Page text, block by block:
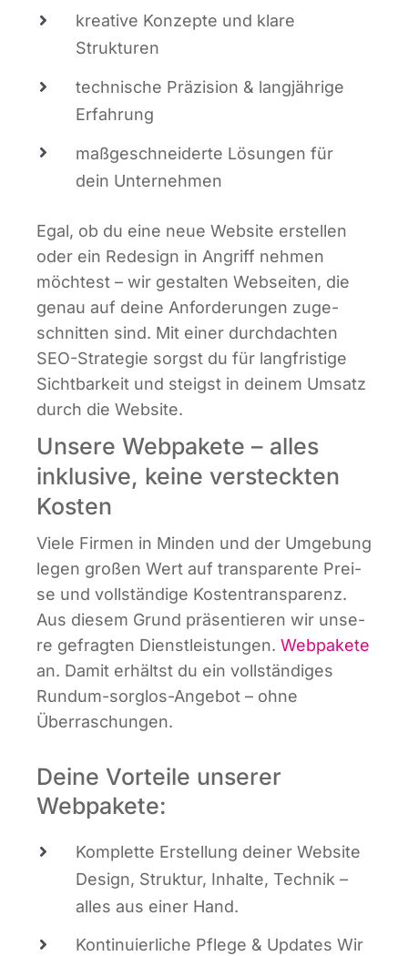
krea­ti­ve Kon­zep­te und kla­re
Strukturen
tech­ni­sche Prä­zi­si­on & lang­jäh­ri­ge
Erfahrung
maß­ge­schnei­der­te Lösun­gen für
dein Unternehmen
Egal, ob du eine neue Web­site erstel­len
oder ein Rede­sign in Angriff neh­men
möch­test – wir gestal­ten Web­sei­ten, die
genau auf dei­ne Anfor­de­run­gen zuge­
schnit­ten sind. Mit einer durch­dach­ten
SEO-Stra­te­gie sorgst du für lang­fris­ti­ge
Sicht­bar­keit und steigst in dei­nem Umsatz
durch die Website.
Unsere Webpakete – alles
inklusive, keine versteckten
Kosten
Vie­le Fir­men in Min­den und der Umge­bung
legen gro­ßen Wert auf trans­pa­ren­te Prei­
se und voll­stän­di­ge Kos­ten­trans­pa­renz.
Aus die­sem Grund prä­sen­tie­ren wir unse­
re gefrag­ten Dienst­leis­tun­gen. Web­pa­ke­te
an. Damit erhältst du ein voll­stän­di­ges
Rund­um-sorg­los-Ange­bot – ohne
Überraschungen.
Deine Vorteile unserer
Webpakete:
Kom­plet­te Erstel­lung dei­ner Web­site
Design, Struk­tur, Inhal­te, Tech­nik –
alles aus einer Hand.
Kon­ti­nu­ier­li­che Pfle­ge & Updates Wir